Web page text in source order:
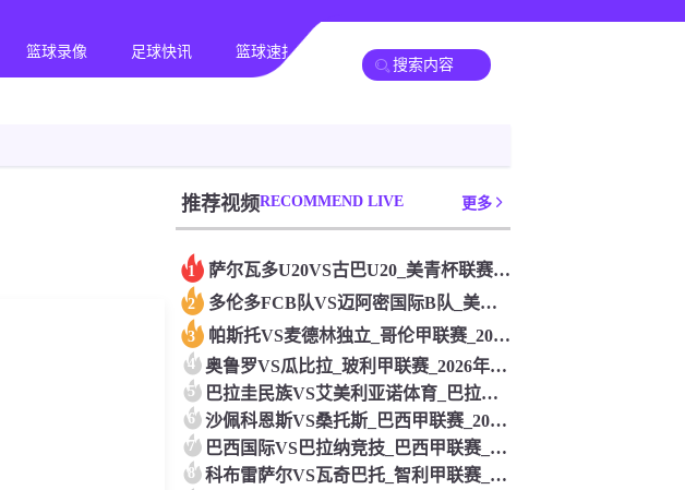
篮球录像 足球快讯 篮球速报 全球联赛
推荐视频RECOMMEND LIVE 更多
1 萨尔瓦多U20VS古巴U20_美青杯联赛_2026年07月2
2 多伦多FCB队VS迈阿密国际B队_美预备联联赛_2026年0
3 帕斯托VS麦德林独立_哥伦甲联赛_2026年07月26日
4 奥鲁罗VS瓜比拉_玻利甲联赛_2026年07月26日
5 巴拉圭民族VS艾美利亚诺体育_巴拉甲联赛_2026年07月2
6 沙佩科恩斯VS桑托斯_巴西甲联赛_2026年07月26日
7 巴西国际VS巴拉纳竞技_巴西甲联赛_2026年07月26日
8 科布雷萨尔VS瓦奇巴托_智利甲联赛_2026年07月26日